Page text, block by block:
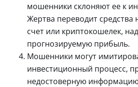
мошенники склоняют ее к
Жертва переводит средства
счет или криптокошелек,
прогнозируемую прибыль.
Мошенники могут
инвестиционный процесс,
недостоверную